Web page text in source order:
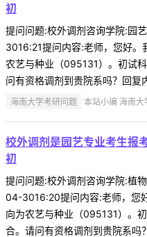
初
提问问题:校外调剂咨询学院:园
3016:21提问内容:老师，您好。
农艺与种业（095131）。初试
问有资格调剂到贵院系吗？回复
海南大学考研问题 本站小编 海南
校外调剂是园艺专业考生报
初
提问问题:校外调剂咨询学院:植
04-3016:20提问内容:老师，您
向为农艺与种业（095131）。
合。请问有资格调剂到贵院系吗